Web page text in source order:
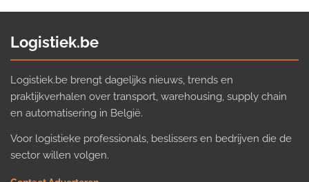
Logistiek.be
Logistiek.be brengt dagelijks nieuws, trends en
praktijkverhalen over transport, warehousing, supply chain
en automatisering in België.
Voor logistieke professionals, beslissers en bedrijven die de
sector willen volgen.